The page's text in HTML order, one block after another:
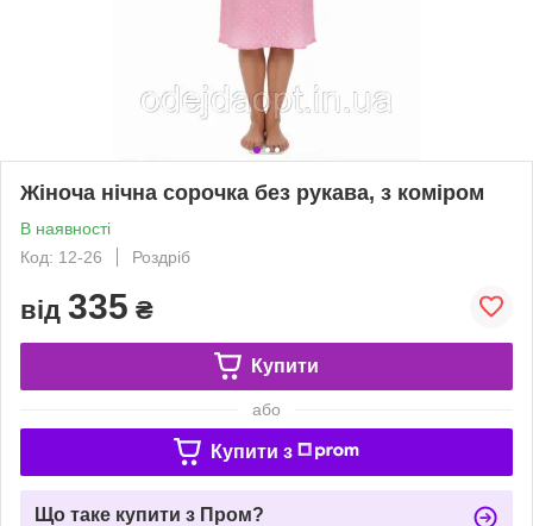
Жіноча нічна сорочка без рукава, з коміром
В наявності
Код: 12-26
Роздріб
від 335 ₴
Купити
або
Купити з
Що таке купити з Пром?